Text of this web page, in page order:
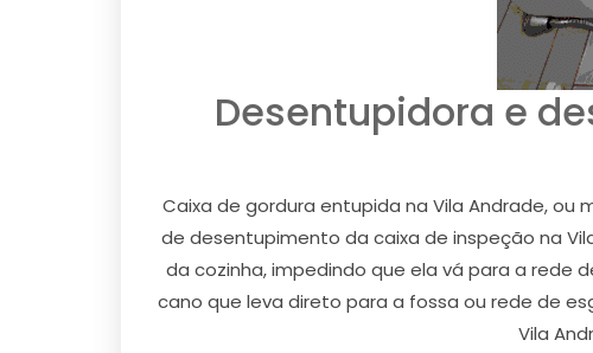
Desentupidora e
Caixa de gordura entupida na Vila Andrade,
de desentupimento da caixa de inspeção na
da cozinha, impedindo que ela vá para a rede
cano que leva direto para a fossa ou rede de
Vila